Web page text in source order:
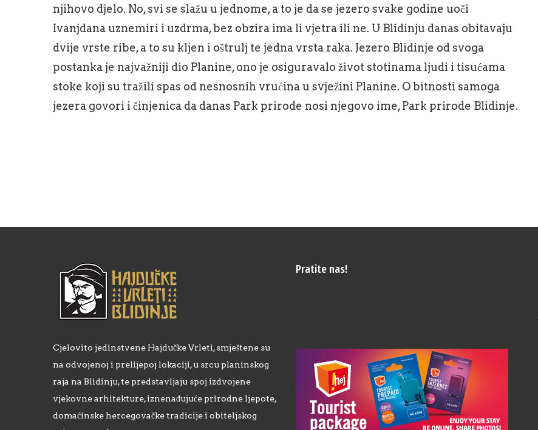
njihovo djelo. No, svi se slažu u jednome, a to je da se jezero svake godine uoči
Ivanjdana uznemiri i uzdrma, bez obzira ima li vjetra ili ne. U Blidinju danas obitavaju
dvije vrste ribe, a to su kljen i oštrulj te jedna vrsta raka. Jezero Blidinje od svoga
postanka je najvažniji dio Planine, ono je osiguravalo život stotinama ljudi i tisućama
stoke koji su tražili spas od nesnosnih vrućina u svježini Planine. O bitnosti samoga
jezera govori i činjenica da danas Park prirode nosi njegovo ime, Park prirode Blidinje.
Cjelovito jedinstvene Hajdučke Vrleti, smještene su
na odvojenoj i prelijepoj lokaciji, u srcu planinskog
raja na Blidinju, te predstavljaju spoj izdvojene
vjekovne arhitekture, iznenađujuće prirodne ljepote,
domaćinske hercegovačke tradicije i obiteljskog
Pratite nas!